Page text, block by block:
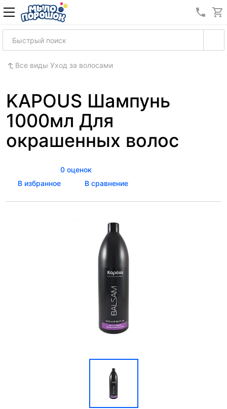
8
Все виды Уход за волосами
KAPOUS Шампунь
1000мл Для
окрашенных волос
0 оценок
В избранное
В сравнение